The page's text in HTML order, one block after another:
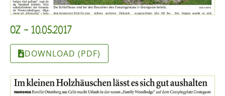
OZ - 10.05.2017
DOWNLOAD (PDF)